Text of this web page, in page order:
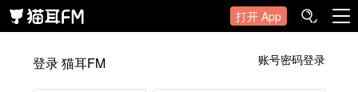
打开 App
登录 猫耳FM 账号密码登录